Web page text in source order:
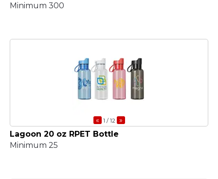
Minimum 300
« 1 / 12 »
Lagoon 20 oz RPET Bottle
Minimum 25